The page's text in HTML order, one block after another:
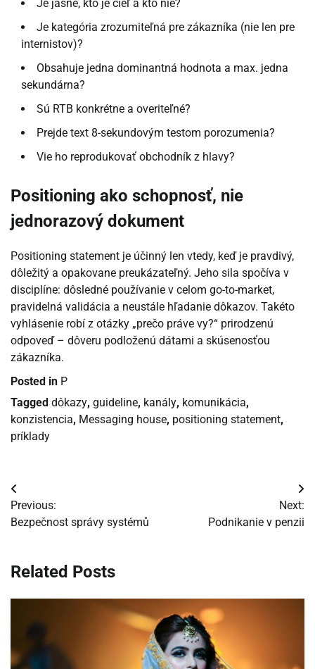
Je jasné, kto je cieľ a kto nie?
Je kategória zrozumiteľná pre zákazníka (nie len pre
internistov)?
Obsahuje jedna dominantná hodnota a max. jedna
sekundárna?
Sú RTB konkrétne a overiteľné?
Prejde text 8-sekundovým testom porozumenia?
Vie ho reprodukovať obchodník z hlavy?
Positioning ako schopnosť, nie
jednorazový dokument
Positioning statement je účinný len vtedy, keď je pravdivý,
dôležitý a opakovane preukázateľný. Jeho sila spočíva v
disciplíne: dôsledné používanie v celom go-to-market,
pravidelná validácia a neustále hľadanie dôkazov. Takéto
vyhlásenie robí z otázky „prečo práve vy?“ prirodzenú
odpoveď – dôveru podloženú dátami a skúsenosťou
zákazníka.
Posted in P
Tagged dôkazy, guideline, kanály, komunikácia,
konzistencia, Messaging house, positioning statement,
príklady
Navigácia
v
Previous:
Bezpečnost správy systémů
Next:
Podnikanie v penzii
Related Posts